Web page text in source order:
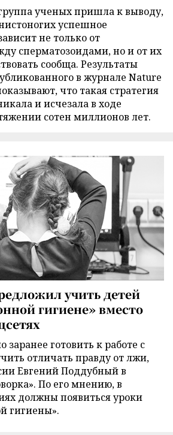
ученых пришла к выводу,
успешное
не только от
сперматозоидами, но и от их
сообща. Результаты
в журнале Nature
что такая стратегия
и исчезала в ходе
сотен миллионов лет.
учить детей
гигиене» вместо
заранее готовить к работе с
отличать правду от лжи,
Евгений Поддубный в
По его мнению, в
должны появиться уроки
гигиены».